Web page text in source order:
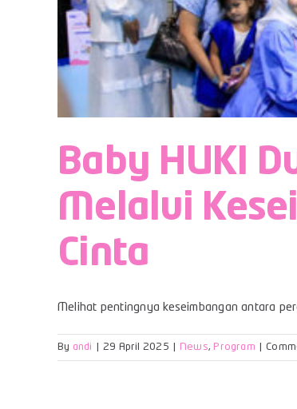
Baby HUKI
Melalui
Cinta
Melihat pentingnya keseimbangan antara
By andi 29 April 2025 News, Program